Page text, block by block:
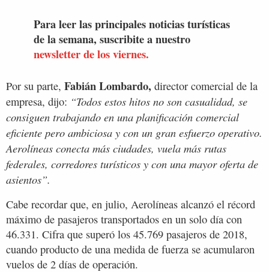
Para leer las principales noticias turísticas
de la semana, suscribite a nuestro
newsletter de los viernes.
Por su parte, Fabián Lombardo, director comercial de la
empresa, dijo: “Todos estos hitos no son casualidad, se
consiguen trabajando en una planificación comercial
eficiente pero ambiciosa y con un gran esfuerzo operativo.
Aerolíneas conecta más ciudades, vuela más rutas
federales, corredores turísticos y con una mayor oferta de
asientos”.
Cabe recordar que, en julio, Aerolíneas alcanzó el récord
máximo de pasajeros transportados en un solo día con
46.331. Cifra que superó los 45.769 pasajeros de 2018,
cuando producto de una medida de fuerza se acumularon
vuelos de 2 días de operación.